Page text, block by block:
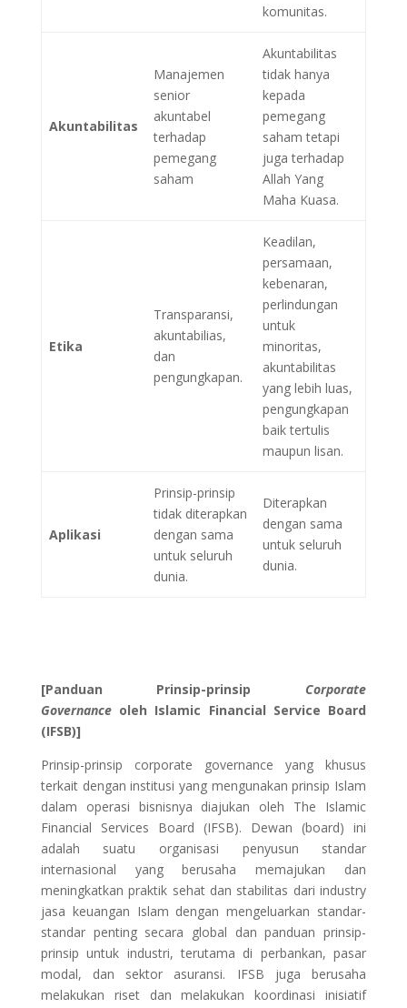
komunitas.
Akuntabilitas
Manajemen
senior
akuntabel
terhadap
pemegang
saham
Akuntabilitas
tidak hanya
kepada
pemegang
saham tetapi
juga terhadap
Allah Yang
Maha Kuasa.
Etika
Transparansi,
akuntabilias,
dan
pengungkapan.
Keadilan,
persamaan,
kebenaran,
perlindungan
untuk
minoritas,
akuntabilitas
yang lebih luas,
pengungkapan
baik tertulis
maupun lisan.
Aplikasi
Prinsip-prinsip
tidak diterapkan
dengan sama
untuk seluruh
dunia.
Diterapkan
dengan sama
untuk seluruh
dunia.
[Panduan Prinsip-prinsip Corporate
Governanceoleh Islamic Financial Service Board
(IFSB)]
Prinsip-prinsip corporate governance yang khusus
terkait dengan institusi yang mengunakan prinsip Islam
dalam operasi bisnisnya diajukan oleh The Islamic
Financial Services Board (IFSB). Dewan (board) ini
adalah suatu organisasi penyusun standar
internasional yang berusaha memajukan dan
meningkatkan praktik sehat dan stabilitas dari industry
jasa keuangan Islam dengan mengeluarkan standar-
standar penting secara global dan panduan prinsip-
prinsip untuk industri, terutama di perbankan, pasar
modal, dan sektor asuransi. IFSB juga berusaha
melakukan riset dan melakukan koordinasi inisiatif